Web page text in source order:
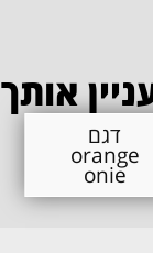
אותך
דגם
orange
onie